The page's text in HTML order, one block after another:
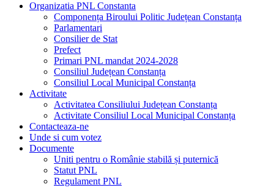
Organizatia PNL Constanta
Componența Biroului Politic Județean Constanța
Parlamentari
Consilier de Stat
Prefect
Primari PNL mandat 2024-2028
Consiliul Județean Constanța
Consiliul Local Municipal Constanța
Activitate
Activitatea Consiliului Județean Constanța
Activitate Consiliul Local Municipal Constanța
Contacteaza-ne
Unde si cum votez
Documente
Uniti pentru o Românie stabilă și puternică
Statut PNL
Regulament PNL